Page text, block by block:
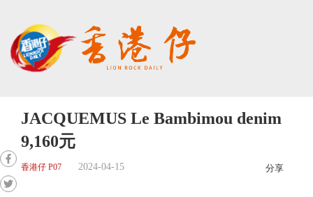
JACQUEMUS Le Bambimou denim
9,160元
香港仔 P07 2024-04-15 分享